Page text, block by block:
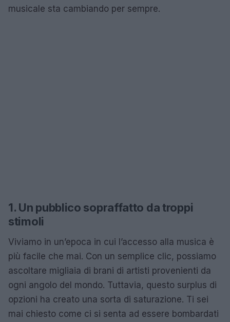
musicale sta cambiando per sempre.
1. Un pubblico sopraffatto da troppi
stimoli
Viviamo in un’epoca in cui l’accesso alla musica è
più facile che mai. Con un semplice clic, possiamo
ascoltare migliaia di brani di artisti provenienti da
ogni angolo del mondo. Tuttavia, questo surplus di
opzioni ha creato una sorta di saturazione. Ti sei
mai chiesto come ci si senta ad essere bombardati